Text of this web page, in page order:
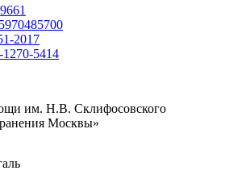
2017
5414
им. Н.В. Склифосовского
Москвы»